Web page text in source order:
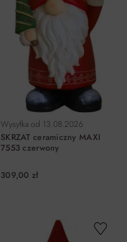
Wysyłka od 13.08.2026
SKRZAT ceramiczny MAXI
7553 czerwony
309,00 zł